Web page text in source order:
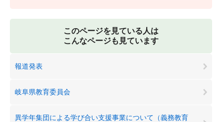
このページを見ている人は
こんなページも見ています
報道発表
岐阜県教育委員会
異学年集団による学び合い支援事業について（義務教育